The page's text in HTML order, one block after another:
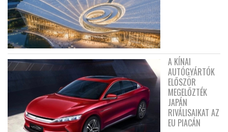
A KÍNAI
AUTÓGYÁRTÓK
ELŐSZÖR
MEGELŐZTÉK
JAPÁN
RIVÁLISAIKAT AZ
EU PIACÁN